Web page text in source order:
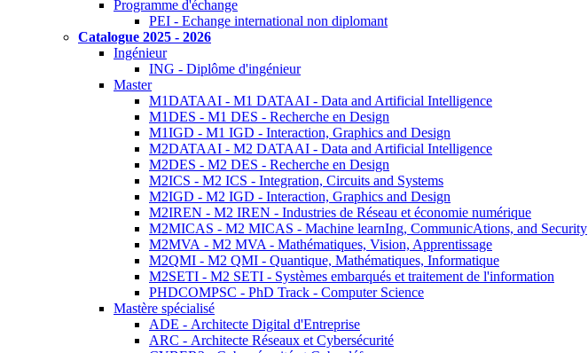
Programme d'échange
PEI - Echange international non diplomant
Catalogue 2025 - 2026
Ingénieur
ING - Diplôme d'ingénieur
Master
M1DATAAI - M1 DATAAI - Data and Artificial Intelligence
M1DES - M1 DES - Recherche en Design
M1IGD - M1 IGD - Interaction, Graphics and Design
M2DATAAI - M2 DATAAI - Data and Artificial Intelligence
M2DES - M2 DES - Recherche en Design
M2ICS - M2 ICS - Integration, Circuits and Systems
M2IGD - M2 IGD - Interaction, Graphics and Design
M2IREN - M2 IREN - Industries de Réseau et économie numérique
M2MICAS - M2 MICAS - Machine learnIng, CommunicAtions, and Security
M2MVA - M2 MVA - Mathématiques, Vision, Apprentissage
M2QMI - M2 QMI - Quantique, Mathématiques, Informatique
M2SETI - M2 SETI - Systèmes embarqués et traitement de l'information
PHDCOMPSC - PhD Track - Computer Science
Mastère spécialisé
ADE - Architecte Digital d'Entreprise
ARC - Architecte Réseaux et Cybersécurité